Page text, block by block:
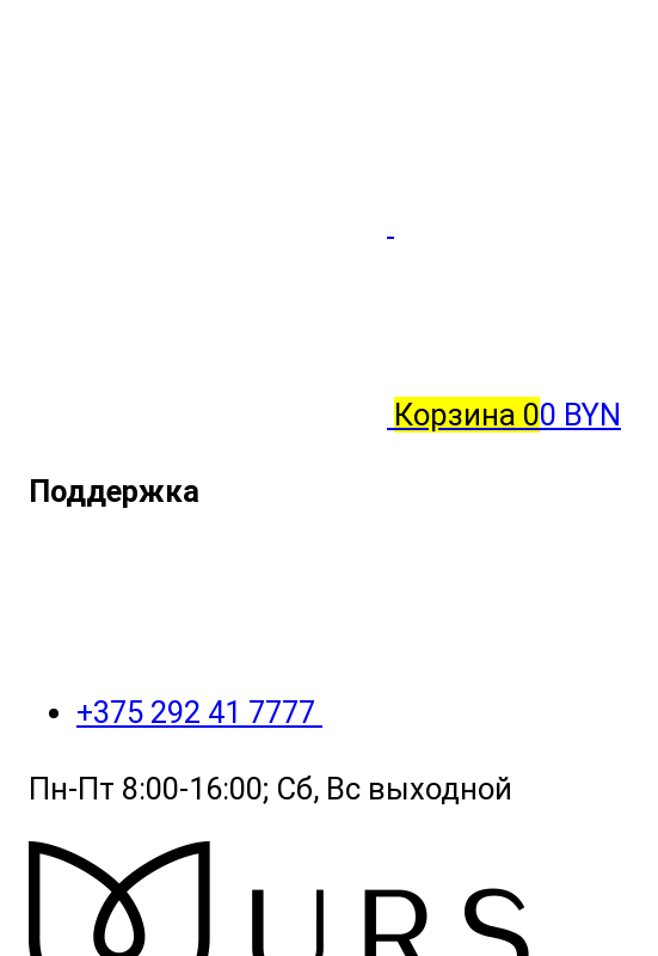
Корзина 00 BYN
Поддержка
+375 292 41 7777
Пн-Пт 8:00-16:00; Сб, Вс выходной